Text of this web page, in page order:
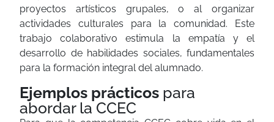
proyectos artísticos grupales, o al organizar
actividades culturales para la comunidad. Este
trabajo colaborativo estimula la empatía y el
desarrollo de habilidades sociales, fundamentales
para la formación integral del alumnado.
Ejemplos prácticos para
abordar la CCEC